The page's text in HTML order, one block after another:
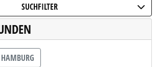
SUCHFILTER
HAMBURG